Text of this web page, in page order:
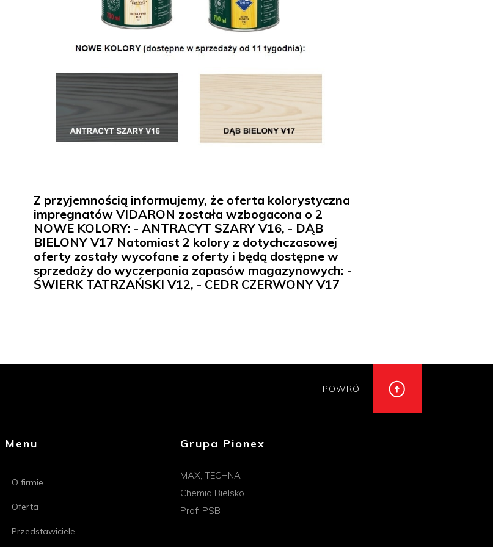
Z przyjemnością informujemy, że oferta kolorystyczna
impregnatów VIDARON została wzbogacona o 2
NOWE KOLORY: - ANTRACYT SZARY V16, - DĄB
BIELONY V17 Natomiast 2 kolory z dotychczasowej
oferty zostały wycofane z oferty i będą dostępne w
sprzedaży do wyczerpania zapasów magazynowych: -
ŚWIERK TATRZAŃSKI V12, - CEDR CZERWONY V17
POWRÓT
Menu
O firmie
Oferta
Przedstawiciele
Grupa Pionex
MAX, TECHNA
Chemia Bielsko
Profi PSB